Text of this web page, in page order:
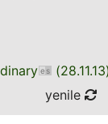
(28.11.13
yenile